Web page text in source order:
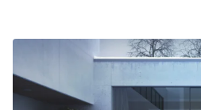
Accepter